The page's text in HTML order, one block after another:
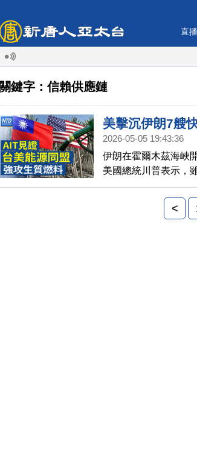
直播
關鍵字：信賴供應鏈
美擊沉伊朗7艘
特預告：川習會
廠爆炸 現場炸
協會合作生質燃
2026-05-05 19:43:36
伊朗在霍爾木茲海峽
美國總統川普表示，
問題，這波戰爭還會
國，將與中共黨魁習
Bessent）要求中共
<